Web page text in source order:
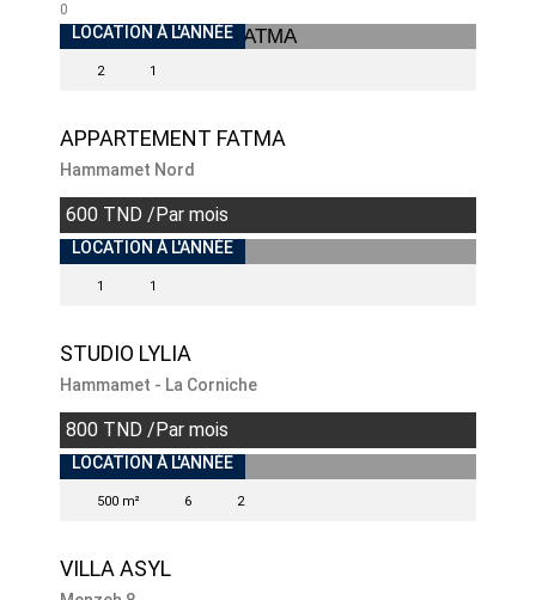
0
INDISPONIBLE
LOCATION À L'ANNÉE
2 1
APPARTEMENT FATMA
Hammamet Nord
600 TND /Par mois
LOCATION À L'ANNÉE
1 1
STUDIO LYLIA
Hammamet - La Corniche
800 TND /Par mois
INDISPONIBLE
LOCATION À L'ANNÉE
500 m² 6 2
VILLA ASYL